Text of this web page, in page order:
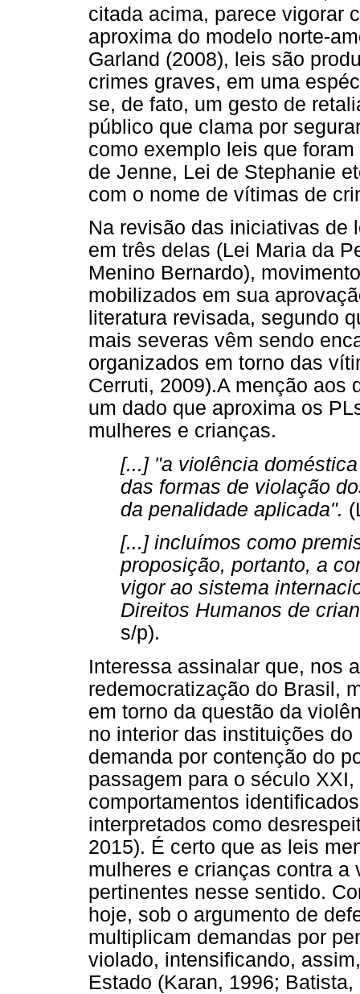
citada acima, parece vigorar
aproxima do modelo norte-
Garland (2008), leis são
crimes graves, em uma
se, de fato, um gesto de
público que clama por
como exemplo leis que
de Jenne, Lei de Stephanie
com o nome de vítimas de
Na revisão das iniciativas de
em três delas (Lei Maria da
Menino Bernardo),
mobilizados em sua
literatura revisada, segundo
mais severas vêm sendo
organizados em torno das
Cerruti, 2009).A menção aos
um dado que aproxima os
mulheres e crianças.
[...] "a violência
das formas de violação
da penalidade aplicada".
[...] incluímos como
proposição, portanto, a
vigor ao sistema
Direitos Humanos de
s/p).
Interessa assinalar que, nos
redemocratização do Brasil,
em torno da questão da
no interior das instituições
demanda por contenção do
passagem para o século
comportamentos
interpretados como
2015). É certo que as leis
mulheres e crianças contra
pertinentes nesse sentido.
hoje, sob o argumento de
multiplicam demandas por
violado, intensificando,
Estado (Karan, 1996; Batista,